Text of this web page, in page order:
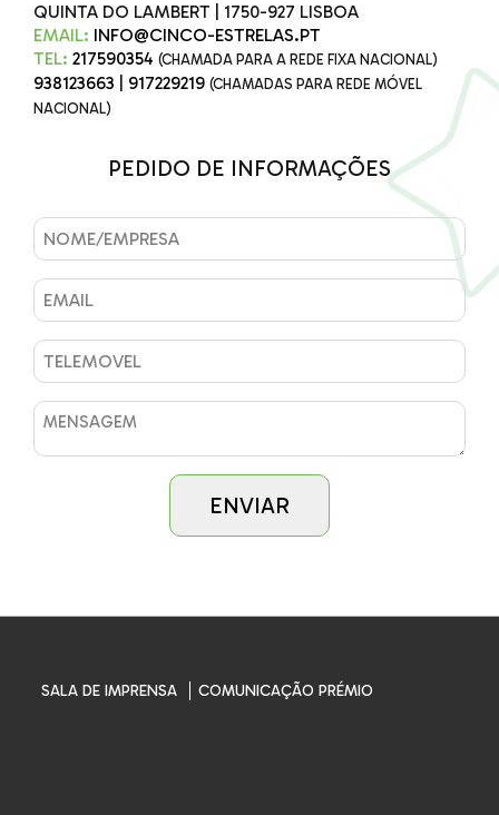
QUINTA DO LAMBERT | 1750-927 LISBOA
EMAIL: INFO@CINCO-ESTRELAS.PT
TEL: 217590354 (CHAMADA PARA A REDE FIXA NACIONAL)
938123663 917229219 (CHAMADAS PARA REDE MÓVEL
NACIONAL)
PEDIDO DE INFORMAÇÕES
SALA DE IMPRENSA COMUNICAÇÃO PRÉMIO